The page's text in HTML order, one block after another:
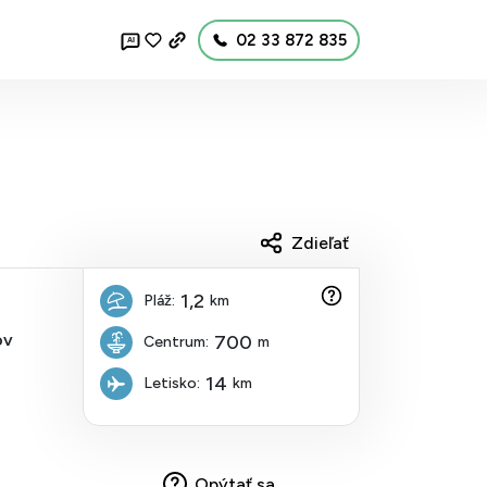
AI 02 33 872 835
Zdieľať
Pláž: 1,2 km
Centrum: 700 m
Letisko: 14 km